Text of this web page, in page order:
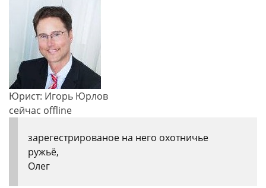
Юрист: Игорь Юрлов
сейчас offline
зарегестрированое на него охотничье
ружьё,
Олег